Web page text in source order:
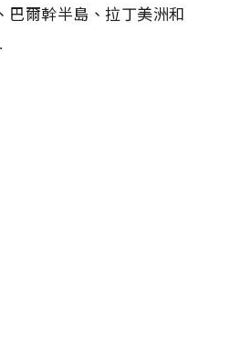
巴爾幹半島、拉丁美洲和